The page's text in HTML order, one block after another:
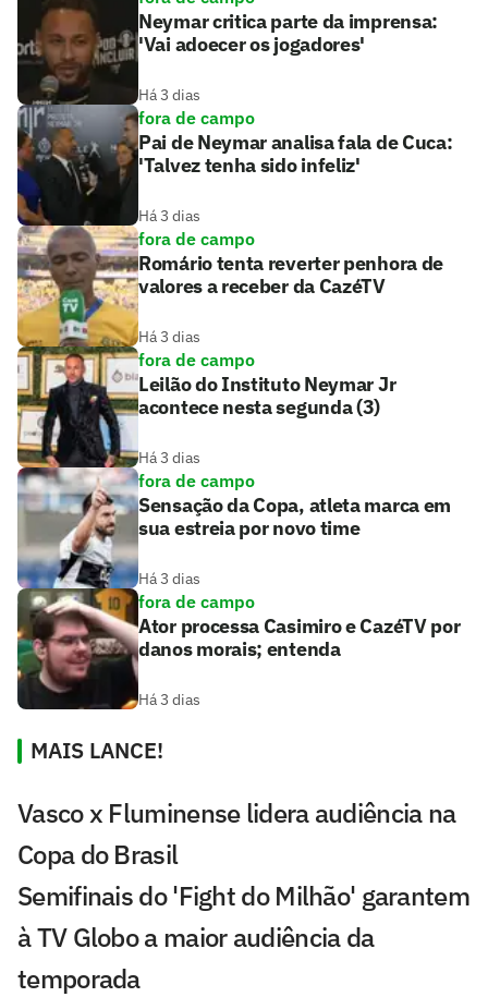
Neymar critica parte da imprensa:
'Vai adoecer os jogadores'
Há 3 dias
fora de campo
Pai de Neymar analisa fala de Cuca:
'Talvez tenha sido infeliz'
Há 3 dias
fora de campo
Romário tenta reverter penhora de
valores a receber da CazéTV
Há 3 dias
fora de campo
Leilão do Instituto Neymar Jr
acontece nesta segunda (3)
Há 3 dias
fora de campo
Sensação da Copa, atleta marca em
sua estreia por novo time
Há 3 dias
fora de campo
Ator processa Casimiro e CazéTV por
danos morais; entenda
Há 3 dias
MAIS LANCE!
Vasco x Fluminense lidera audiência na
Copa do Brasil
Semifinais do 'Fight do Milhão' garantem
à TV Globo a maior audiência da
temporada